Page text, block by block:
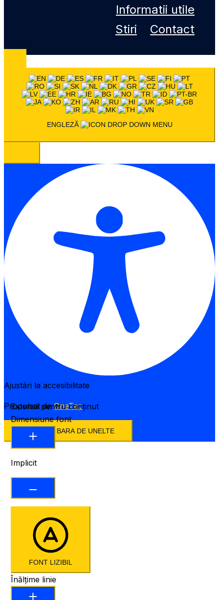
Informatii utile
Stiri
Contact
ENGLEZĂ
Ajustări la accesibilitate
Propulsat deOneTap
ASCUNDE BARA DE UNELTE
Extensii pentru conținut
Dimensiune font
Implicit
FONT LIZIBIL
Înălțime linie